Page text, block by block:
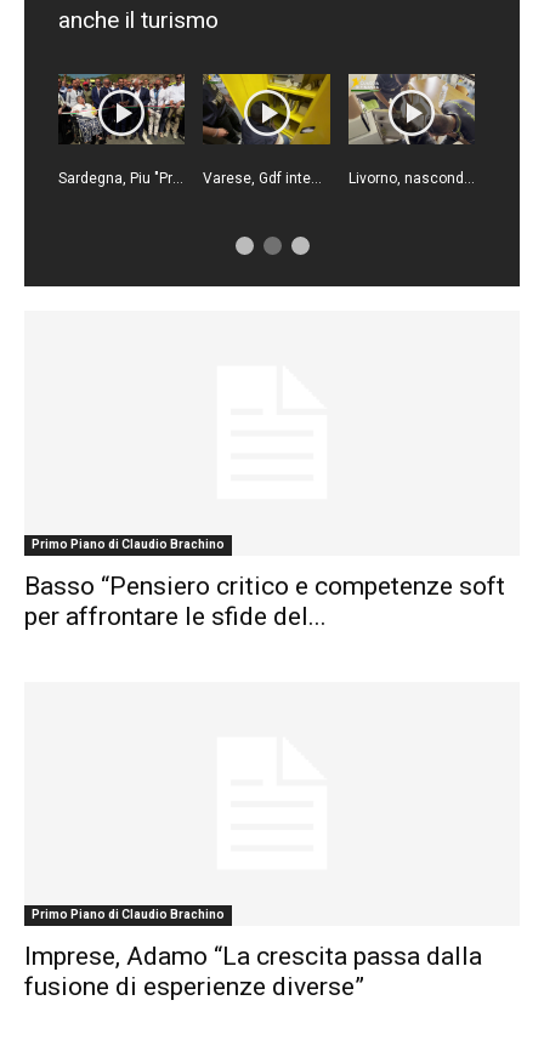
anche il turismo
Sardegna, Piu "Provinciale Monte Pino riapre dopo 13 anni, opera fondamentale" Varese, Gdf intensifica i controlli ai distributori di carburante, 6 multati Livorno, nascondevano la droga in un frigorifero. Due arresti
Primo Piano di Claudio Brachino
Basso “Pensiero critico e competenze soft
per affrontare le sfide del...
Primo Piano di Claudio Brachino
Imprese, Adamo “La crescita passa dalla
fusione di esperienze diverse”